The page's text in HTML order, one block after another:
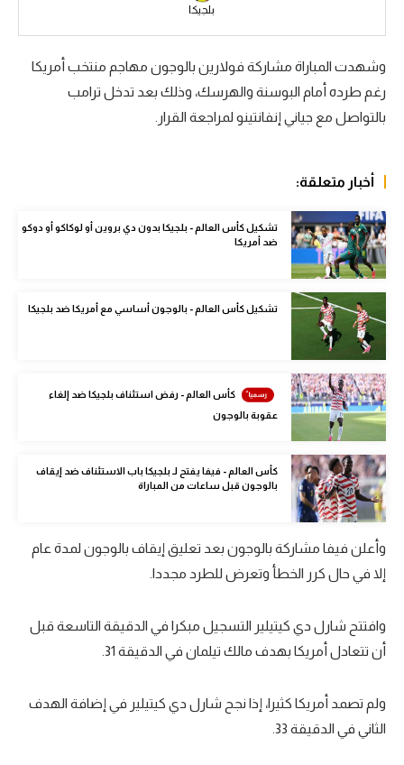
رياضات أخرى
أمم إفريقيا
كرة سلة
كرة يد
كرة طائرة
الوطن العربي
في المونديال
آسيا
أمريكا
ركن الألعاب
أقسام خاصة
تحقيق في الجول
تحليل في الجول
بلجيكا
وشهدت المباراة مشاركة فولارين بالوجون مهاجم منتخب أمريكا
رغم طرده أمام البوسنة والهرسك، وذلك بعد تدخل ترامب
بالتواصل مع جياني إنفانتينو لمراجعة القرار.
أخبار متعلقة:
تشكيل كأس العالم - بلجيكا بدون دي بروين أو لوكاكو أو دوكو
ضد أمريكا
تشكيل كأس العالم - بالوجون أساسي مع أمريكا ضد بلجيكا
كأس العالم - رفض استئناف بلجيكا ضد إلغاء
عقوبة بالوجون
كأس العالم - فيفا يفتح لـ بلجيكا باب الاستئناف ضد إيقاف
بالوجون قبل ساعات من المباراة
وأعلن فيفا مشاركة بالوجون بعد تعليق إيقاف بالوجون لمدة عام
إلا في حال كرر الخطأ وتعرض للطرد مجددا.
وافتتح شارل دي كيتيلير التسجيل مبكرا في الدقيقة التاسعة قبل
أن تتعادل أمريكا بهدف مالك تيلمان في الدقيقة 31.
ولم تصمد أمريكا كثيرا، إذا نجح شارل دي كيتيلير في إضافة الهدف
الثاني في الدقيقة 33.